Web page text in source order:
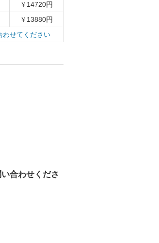
￥14720円
￥13880円
わせてください
合わせくださ